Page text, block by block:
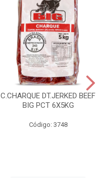
C.CHARQUE DT.JERKED BEEF
BIG PCT 6X5KG
Código: 3748